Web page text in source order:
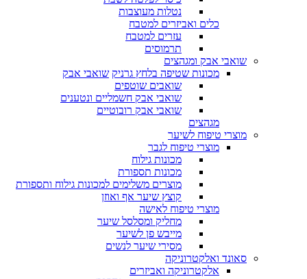
נטלות מעוצבות
כלים ואביזרים למטבח
עזרים למטבח
תרמוסים
שואבי אבק ומגהצים
מכונות שטיפה בלחץ גרניק שואבי אבק
שואבים שוטפים
שואבי אבק חשמליים ונטענים
שואבי אבק רובוטיים
מגהצים
מוצרי טיפוח לשיער
מוצרי טיפוח לגבר
מכונות גילוח
מכונות תספורת
מוצרים משלימים למכונות גילוח ותספורת
קוצץ שיער אף ואוזן
מוצרי טיפוח לאישה
מחליק ומסלסל שיער
מייבש פן לשיער
מסירי שיער לנשים
סאונד ואלקטרוניקה
אלקטרוניקה ואביזרים